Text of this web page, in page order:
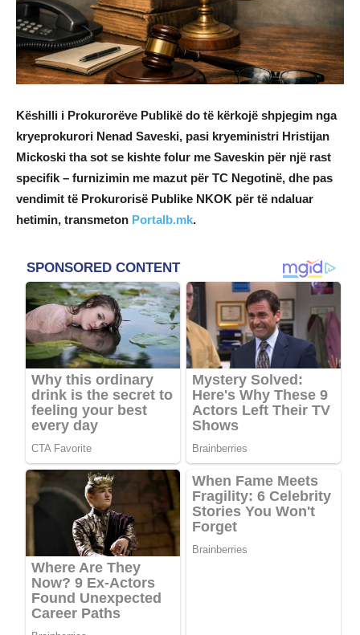
Këshilli i Prokurorëve Publikë do të kërkojë shpjegim nga
kryeprokurori Nenad Saveski, pasi kryeministri Hristijan
Mickoski tha sot se kishte folur me Saveskin për një rast
specifik – furnizimin me mazut për TC Negotinë, dhe pas
vendimit të Prokurorisë Publike NKOK për të ndaluar
hetimin, transmeton Portalb.mk.